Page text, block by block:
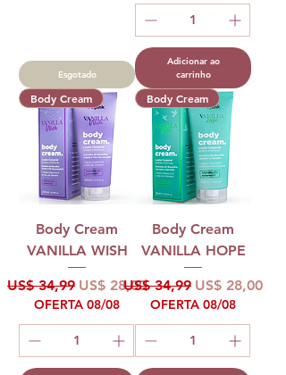
Esgotado
Adicionar ao
carrinho
Body Cream
Body Cream
VANILLA WISH
Preço normal
US$ 34,99 Preço promocional
US$ 28,00
OFERTA 08/08
Body Cream
Body Cream
VANILLA HOPE
Preço normal
US$ 34,99 Preço
US$ 28,00
OFERTA 08/08